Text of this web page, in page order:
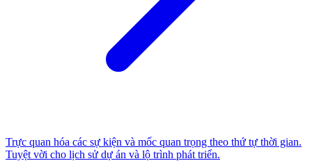
Trực quan hóa các sự kiện và mốc quan trọng theo thứ tự thời gian.
Tuyệt vời cho lịch sử dự án và lộ trình phát triển.